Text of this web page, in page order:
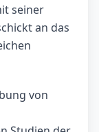
seiner
an das
von